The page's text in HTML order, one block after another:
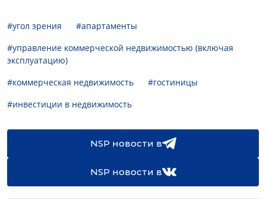
#угол зрения
#апартаменты
#управление коммерческой недвижимостью (включая
эксплуатацию)
#коммерческая недвижимость
#гостиницы
#инвестиции в недвижимость
NSP новости в
NSP новости в